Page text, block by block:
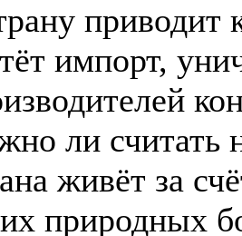
импорт,
ли считать
живёт за
природных